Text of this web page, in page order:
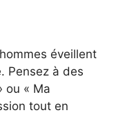
éveillent
Pensez à des
ou « Ma
tout en